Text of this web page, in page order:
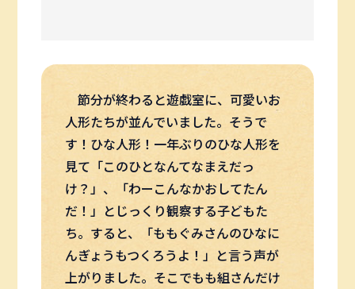
節分が終わると遊戯室に、可愛いお
人形たちが並んでいました。そうで
す！ひな人形！一年ぶりのひな人形を
見て「このひとなんてなまえだっ
け？」、「わーこんなかおしてたん
だ！」とじっくり観察する子どもた
ち。すると、「ももぐみさんのひなに
んぎょうもつくろうよ！」と言う声が
上がりました。そこでもも組さんだけ